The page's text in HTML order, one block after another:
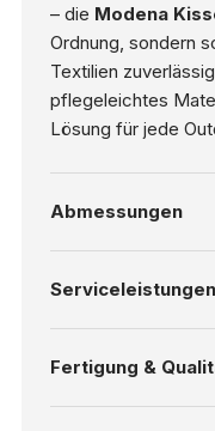
– die Modena
Ordnung, sondern
Textilien
pflegeleichtes
Lösung für jede
Abmessungen
Serviceleistungen
Fertigung &